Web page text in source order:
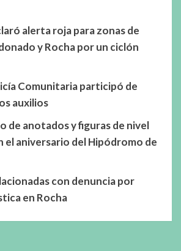
alerta roja para zonas de
y Rocha por un ciclón
Comunitaria participó de
auxilios
de anotados y figuras de nivel
el aniversario del Hipódromo de
con denuncia por
en Rocha